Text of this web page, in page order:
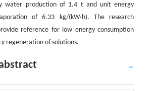
water production of 1.4 t and unit energy
of 6.33 kg/(kW·h). The research
reference for low energy consumption
regeneration of solutions.